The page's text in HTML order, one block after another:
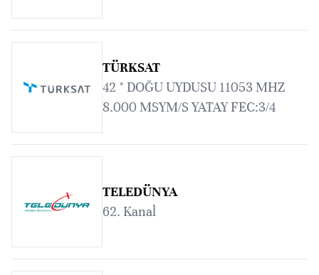
TÜRKSAT
42 ° DOĞU UYDUSU 11053 MHZ
8.000 MSYM/S YATAY FEC:3/4
TELEDÜNYA
62. Kanal